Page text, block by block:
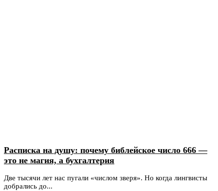
Расписка на душу: почему библейское число 666 —
это не магия, а бухгалтерия
Две тысячи лет нас пугали «числом зверя». Но когда лингвисты
добрались до...